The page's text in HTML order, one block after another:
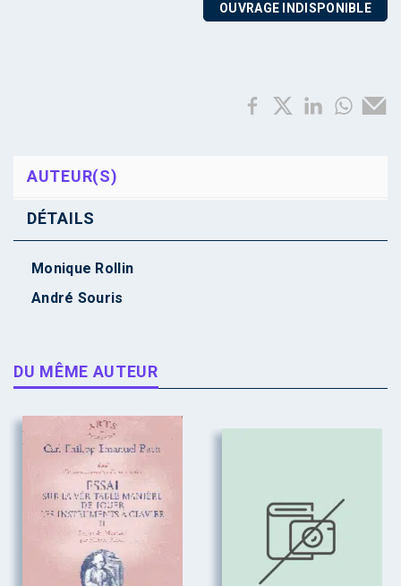
OUVRAGE INDISPONIBLE
AUTEUR(S)
DÉTAILS
Monique Rollin
André Souris
DU MÊME AUTEUR